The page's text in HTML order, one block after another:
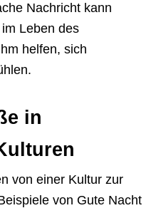
Nachricht kann
Leben des
helfen, sich
in
von einer Kultur zur
von Gute Nacht